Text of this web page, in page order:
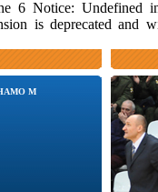
6 Notice: Undefined
is deprecated
М